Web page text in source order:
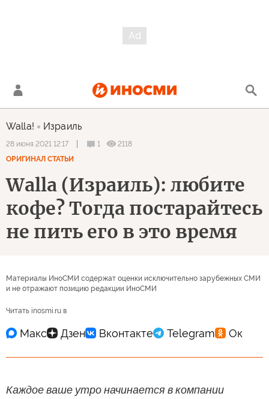
Walla! Израиль
28 июня 2021 12:17 1
2118
ОРИГИНАЛ СТАТЬИ
Walla (Израиль): любите
кофе? Тогда постарайтесь
не пить его в это время
Материалы ИноСМИ содержат оценки исключительно зарубежных СМИ
и не отражают позицию редакции ИноСМИ
Читать inosmi.ru в
Каждое ваше утро начинается в компании